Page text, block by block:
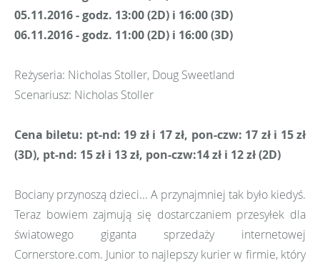
05.11.2016 - godz. 13:00 (2D) i 16:00 (3D)
06.11.2016 - godz. 11:00 (2D) i 16:00 (3D)
Reżyseria: Nicholas Stoller, Doug Sweetland
Scenariusz: Nicholas Stoller
Cena biletu: pt-nd: 19 zł i 17 zł, pon-czw: 17 zł i 15 zł
(3D), pt-nd: 15 zł i 13 zł, pon-czw:14 zł i 12 zł (2D)
Bociany przynoszą dzieci... A przynajmniej tak było kiedyś.
Teraz bowiem zajmują się dostarczaniem przesyłek dla
światowego giganta sprzedaży internetowej
Cornerstore.com. Junior to najlepszy kurier w firmie, który